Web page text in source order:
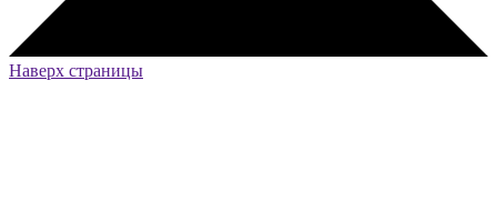
Наверх страницы